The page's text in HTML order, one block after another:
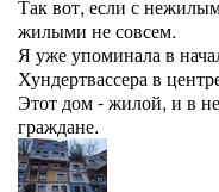
Так вот, если с
жилыми не совсем.
Я уже упоминала в
Хундертвассера в
Этот дом - жилой, и в
граждане.